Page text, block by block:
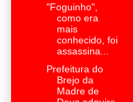
"Foguinho",
como era
mais
conhecido, foi
assassina...
Prefeitura do
Brejo da
Madre de